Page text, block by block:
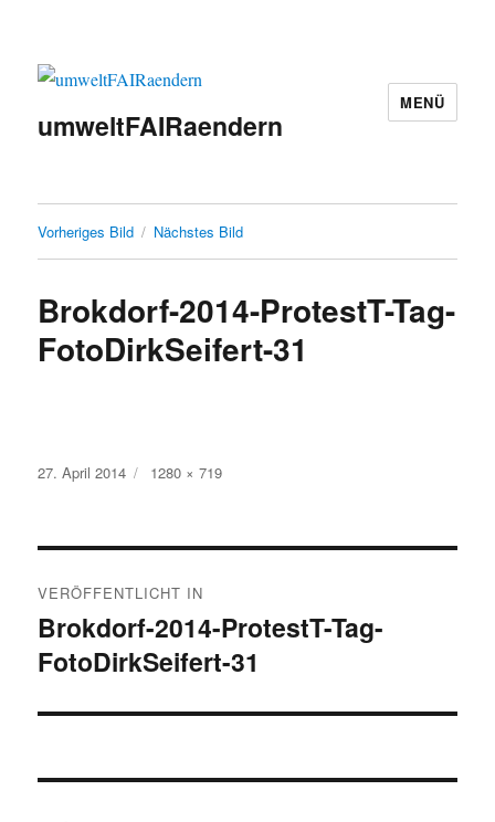
umweltFAIRaendern
MENÜ
Vorheriges Bild Nächstes Bild
Brokdorf-2014-ProtestT-Tag-
FotoDirkSeifert-31
Veröffentlicht
27. April 2014 Originalgröße
1280 × 719
VERÖFFENTLICHT IN
Brokdorf-2014-ProtestT-Tag-
FotoDirkSeifert-31